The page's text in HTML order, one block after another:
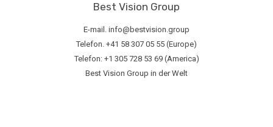
Best Vision Group
E-mail. info@bestvision.group
Telefon. +41 58 307 05 55 (Europe)
Telefon: +1 305 728 53 69 (America)
Best Vision Group in der Welt